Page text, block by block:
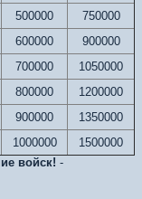
500000
750000
600000
900000
700000
1050000
800000
1200000
900000
1350000
1000000
1500000
войск! -